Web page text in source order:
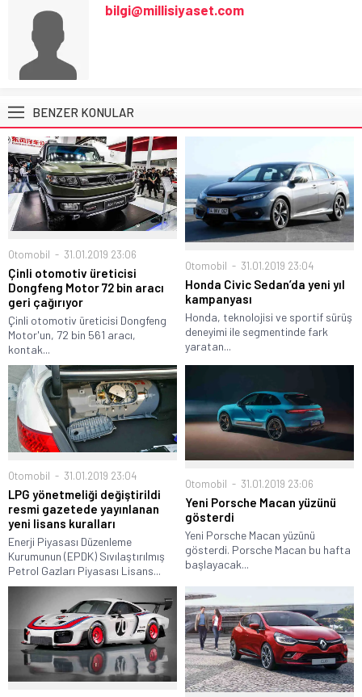
bilgi@millisiyaset.com
BENZER KONULAR
Otomobil 31.01.2019 23:06
Çinli otomotiv üreticisi
Dongfeng Motor 72 bin aracı
geri çağırıyor
Çinli otomotiv üreticisi Dongfeng
Motor'un, 72 bin 561 aracı,
kontak...
Otomobil 31.01.2019 23:04
Honda Civic Sedan’da yeni yıl
kampanyası
Honda, teknolojisi ve sportif sürüş
deneyimi ile segmentinde fark
yaratan...
Otomobil 31.01.2019 23:04
LPG yönetmeliği değiştirildi
resmi gazetede yayınlanan
yeni lisans kuralları
Enerji Piyasası Düzenleme
Kurumunun (EPDK) Sıvılaştırılmış
Petrol Gazları Piyasası Lisans...
Otomobil 31.01.2019 23:06
Yeni Porsche Macan yüzünü
gösterdi
Yeni Porsche Macan yüzünü
gösterdi. Porsche Macan bu hafta
başlayacak...